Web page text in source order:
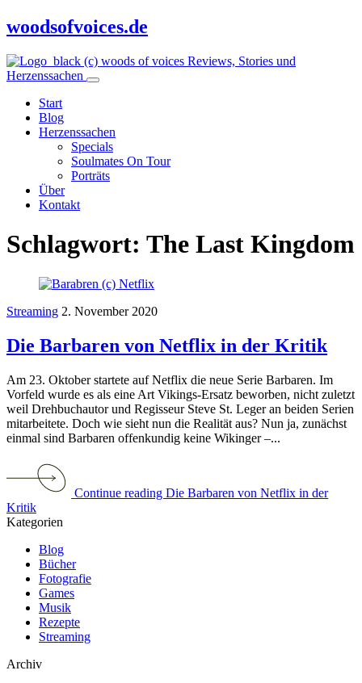
woodsofvoices.de
Reviews, Stories und
Herzenssachen
Start
Blog
Herzenssachen
Specials
Soulmates On Tour
Porträts
Über
Kontakt
Schlagwort: The Last Kingdom
Streaming 2. November 2020
Die Barbaren von Netflix in der Kritik
Am 23. Oktober startete auf Netflix die neue Serie Barbaren. Im
Vorfeld wurde es als eine Art Vikings-Ersatz beworben, nicht zuletzt
weil Drehbuchautor und Regisseur Steve St. Leger an beiden Serien
mitarbeitete. Doch wie sieht nun die Realität aus? Nun ja, zunächst
einmal sind Barbaren offenkundig keine Wikinger –...
Continue reading Die Barbaren von Netflix in der
Kritik
Kategorien
Blog
Bücher
Fotografie
Games
Musik
Rezepte
Streaming
Archiv